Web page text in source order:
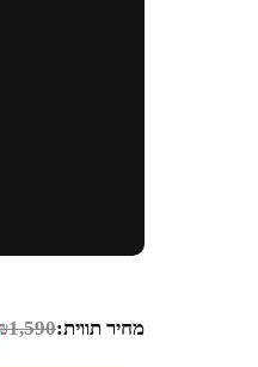
מחיר תווית:1,590